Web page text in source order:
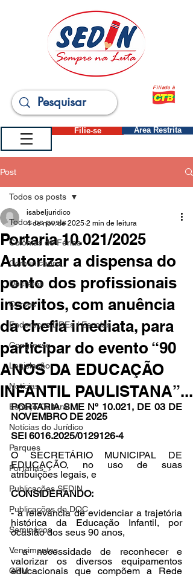
Filiado à
Filie-se Área Restrita
Post
Todos os posts
Colônias de Férias
Comunicados
Decretos
Cursos
Endereços DREs / Escolas
Congresso
Legislação
Notícias
Espaço Cultural
Notícias do Jurídico
Parques
Portarias
Publicações SEDIN
Publicações do DOC
Seminários
Vencimentos
CRM
Todos os posts
Portaria 10.021/2025
Autorizar a dispensa do
ponto dos profissionais
inscritos, com anuência
da chefia imediata, para
participar do evento “90
ANOS DA EDUCAÇÃO
INFANTIL PAULISTANA”...
isabeljuridico
4 de nov. de 2025 2 min de leitura
PORTARIA SME Nº 10.021, DE 03 DE
NOVEMBRO DE 2025
SEI 6016.2025/0129126-4
O SECRETÁRIO MUNICIPAL DE
EDUCAÇÃO, no uso de suas
atribuições legais, e
CONSIDERANDO:
- a relevância de evidenciar a trajetória
histórica da Educação Infantil, por
ocasião dos seus 90 anos,
- a necessidade de reconhecer e
valorizar os diversos equipamentos
educacionais que compõem a Rede